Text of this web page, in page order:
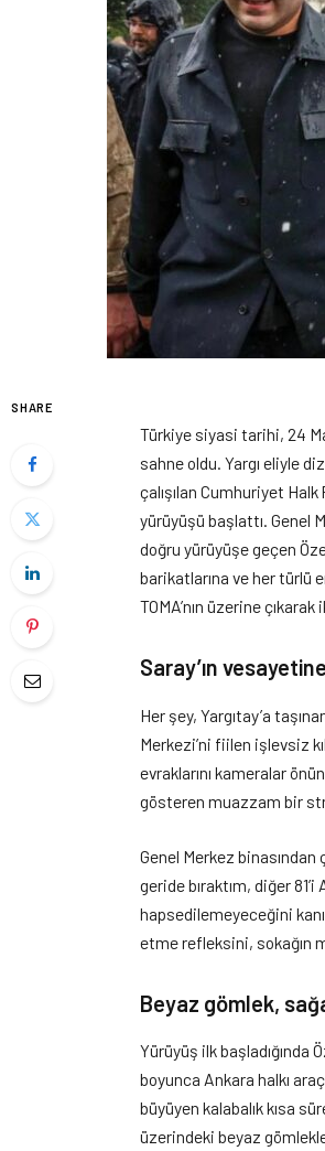
SHARE
Türkiye siyasi tarihi, 24
sahne oldu. Yargı eliyle
çalışılan Cumhuriyet
yürüyüşü başlattı. Genel
doğru yürüyüşe geçen
barikatlarına ve her türlü
TOMA’nın üzerine
Saray’ın
Her şey, Yargıtay’a
Merkezi’ni fiilen işlevsiz
evraklarını kameralar
gösteren muazzam bir
Genel Merkez binasından
geride bıraktım, diğer
hapsedilemeyeceğini
etme refleksini, sokağın
Beyaz gömlek,
Yürüyüş ilk başladığında
boyunca Ankara halkı
büyüyen kalabalık kısa
üzerindeki beyaz